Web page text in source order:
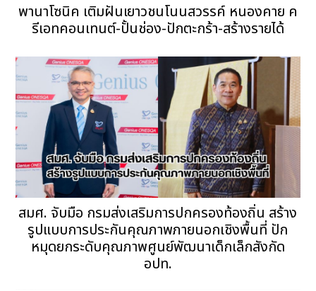
พานาโซนิค เติมฝันเยาวชนโนนสวรรค์ หนองคาย ค
รีเอทคอนเทนต์-ปั้นช่อง-ปักตะกร้า-สร้างรายได้
สมศ. จับมือ กรมส่งเสริมการปกครองท้องถิ่น สร้าง
รูปแบบการประกันคุณภาพภายนอกเชิงพื้นที่ ปัก
หมุดยกระดับคุณภาพศูนย์พัฒนาเด็กเล็กสังกัด
อปท.